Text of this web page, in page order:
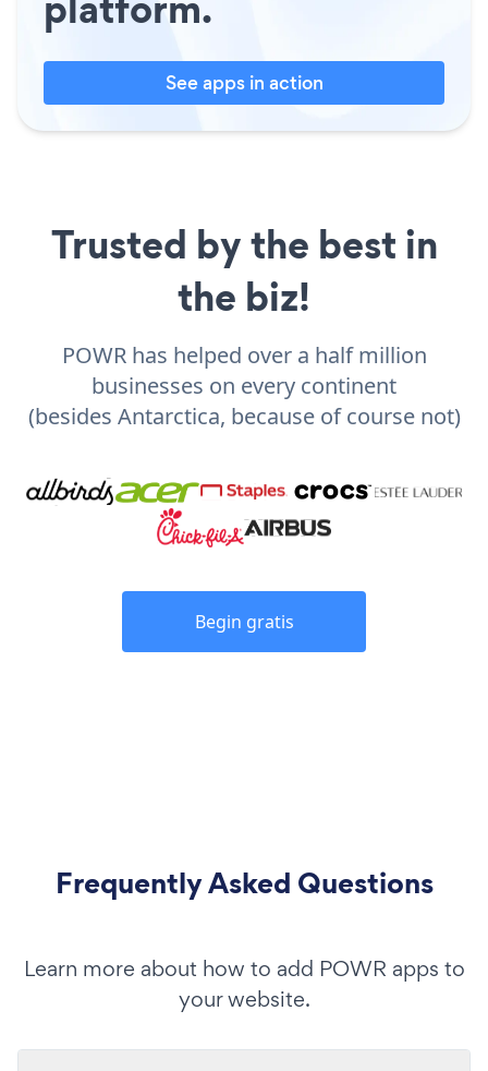
See apps in action
Trusted by the best in
the biz!
POWR has helped over a half million
businesses on every continent
(besides Antarctica, because of course not)
Begin gratis
Frequently Asked Questions
Learn more about how to add POWR apps to
your website.